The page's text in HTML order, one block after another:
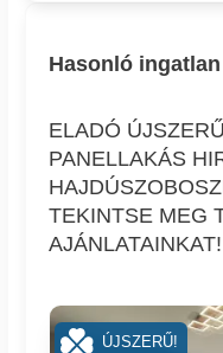
Hasonló
ELADÓ
PANELLAKÁS
TEKINTSE MEG
AJÁNLATAINKAT!
ÚJSZERŰ!